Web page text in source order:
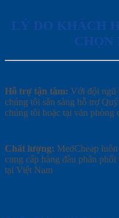
LÝ DO KHÁCH
CHỌN
Hỗ trợ tận tâm: Với đội ngũ
chúng tôi sẵn sàng hỗ trợ
chúng tôi hoặc tại văn phòng
Chất lượng: MedCheap
cung cấp hàng đầu phân
tại Việt Nam